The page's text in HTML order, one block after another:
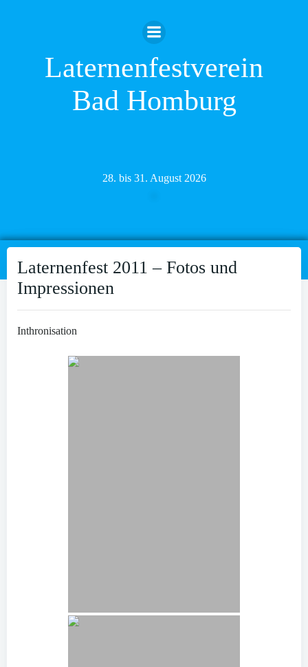
Inhalt
springen
Laternenfestverein
Bad Homburg
28. bis 31. August 2026
Laternenfest 2011 – Fotos und
Impressionen
Inthronisation